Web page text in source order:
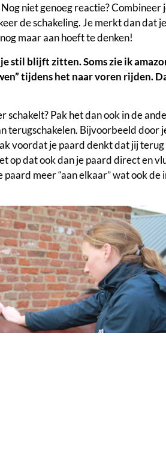
niet genoeg reactie? Combineer
de schakeling. Je merkt dan dat
maar aan hoeft te denken!
stil blijft zitten. Soms zie ik
tijdens het naar voren rijden.
Pak het dan ook in de
terugschakelen. Bijvoorbeeld door
voordat je paard denkt dat jij terug
op dat ook dan je paard direct en
meer “aan elkaar” wat ook de